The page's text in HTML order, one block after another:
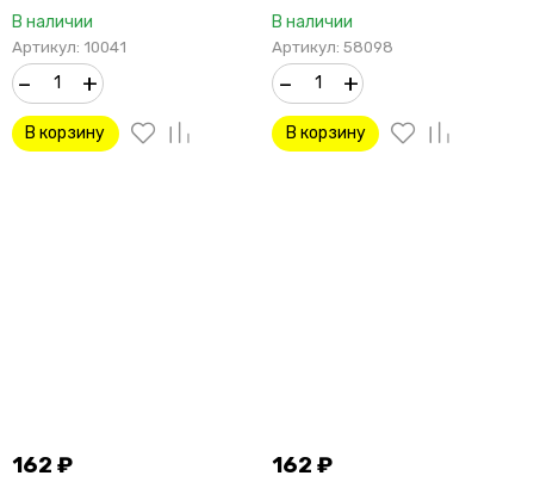
В наличии
Артикул: 10041
– +
В корзину
В наличии
Артикул: 58098
– +
В корзину
162 ₽ 162₽